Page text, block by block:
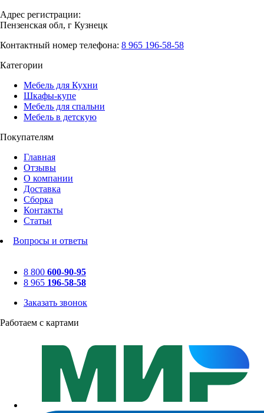
Адрес регистрации:
Пензенская обл, г Кузнецк
Контактный номер телефона: 8 965 196-58-58
Категории
Мебель для Кухни
Шкафы-купе
Мебель для спальни
Мебель в детскую
Покупателям
Главная
Отзывы
О компании
Доставка
Сборка
Контакты
Статьи
Вопросы и ответы
8 800 600-90-95
8 965 196-58-58
Заказать звонок
Работаем с картами